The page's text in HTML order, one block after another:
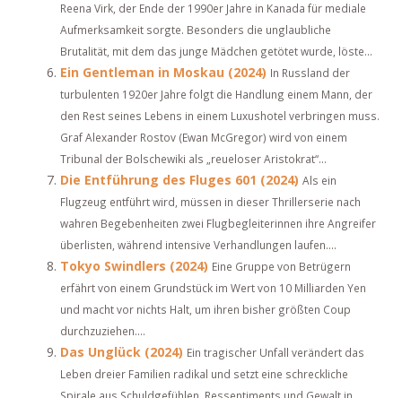
Reena Virk, der Ende der 1990er Jahre in Kanada für mediale
Aufmerksamkeit sorgte. Besonders die unglaubliche
Brutalität, mit dem das junge Mädchen getötet wurde, löste...
Ein Gentleman in Moskau (2024) In Russland der
turbulenten 1920er Jahre folgt die Handlung einem Mann, der
den Rest seines Lebens in einem Luxushotel verbringen muss.
Graf Alexander Rostov (Ewan McGregor) wird von einem
Tribunal der Bolschewiki als „reueloser Aristokrat“...
Die Entführung des Fluges 601 (2024) Als ein
Flugzeug entführt wird, müssen in dieser Thrillerserie nach
wahren Begebenheiten zwei Flugbegleiterinnen ihre Angreifer
überlisten, während intensive Verhandlungen laufen....
Tokyo Swindlers (2024) Eine Gruppe von Betrügern
erfährt von einem Grundstück im Wert von 10 Milliarden Yen
und macht vor nichts Halt, um ihren bisher größten Coup
durchzuziehen....
Das Unglück (2024) Ein tragischer Unfall verändert das
Leben dreier Familien radikal und setzt eine schreckliche